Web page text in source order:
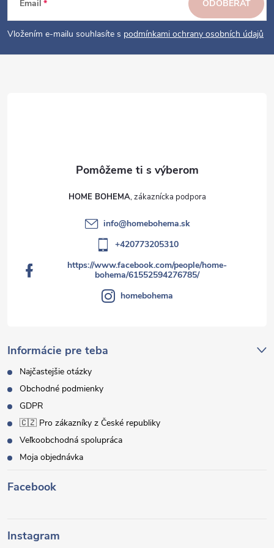
e
Email
Vložením e-mailu souhlasíte s podmínkami ochrany osobních údajů
ODOBERAŤ
Informácie pre teba
Najčastejšie otázky
Obchodné podmienky
GDPR
🇨🇿 Pro zákazníky z České republiky
Veľkoobchodná spolupráca
Moja objednávka
HOME BOHEMA
info@homebohema.sk
+420773205310
https://www.facebook.com/people/home-
bohema/61552594276785/
homebohema
Facebook
Instagram